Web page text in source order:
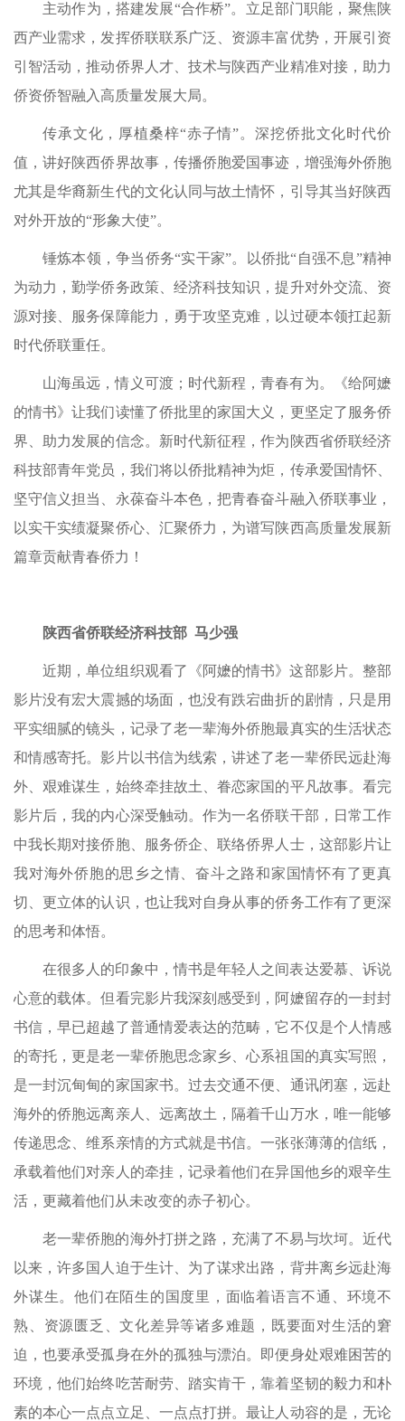
主动作为，搭建发展“合作桥”。立足部门职能，聚焦陕
西产业需求，发挥侨联联系广泛、资源丰富优势，开展引资
引智活动，推动侨界人才、技术与陕西产业精准对接，助力
侨资侨智融入高质量发展大局。
传承文化，厚植桑梓“赤子情”。深挖侨批文化时代价
值，讲好陕西侨界故事，传播侨胞爱国事迹，增强海外侨胞
尤其是华裔新生代的文化认同与故土情怀，引导其当好陕西
对外开放的“形象大使”。
锤炼本领，争当侨务“实干家”。以侨批“自强不息”精神
为动力，勤学侨务政策、经济科技知识，提升对外交流、资
源对接、服务保障能力，勇于攻坚克难，以过硬本领扛起新
时代侨联重任。
山海虽远，情义可渡；时代新程，青春有为。《给阿嬷
的情书》让我们读懂了侨批里的家国大义，更坚定了服务侨
界、助力发展的信念。新时代新征程，作为陕西省侨联经济
科技部青年党员，我们将以侨批精神为炬，传承爱国情怀、
坚守信义担当、永葆奋斗本色，把青春奋斗融入侨联事业，
以实干实绩凝聚侨心、汇聚侨力，为谱写陕西高质量发展新
篇章贡献青春侨力！
陕西省侨联经济科技部 马少强
近期，单位组织观看了《阿嬷的情书》这部影片。整部
影片没有宏大震撼的场面，也没有跌宕曲折的剧情，只是用
平实细腻的镜头，记录了老一辈海外侨胞最真实的生活状态
和情感寄托。影片以书信为线索，讲述了老一辈侨民远赴海
外、艰难谋生，始终牵挂故土、眷恋家国的平凡故事。看完
影片后，我的内心深受触动。作为一名侨联干部，日常工作
中我长期对接侨胞、服务侨企、联络侨界人士，这部影片让
我对海外侨胞的思乡之情、奋斗之路和家国情怀有了更真
切、更立体的认识，也让我对自身从事的侨务工作有了更深
的思考和体悟。
在很多人的印象中，情书是年轻人之间表达爱慕、诉说
心意的载体。但看完影片我深刻感受到，阿嬷留存的一封封
书信，早已超越了普通情爱表达的范畴，它不仅是个人情感
的寄托，更是老一辈侨胞思念家乡、心系祖国的真实写照，
是一封沉甸甸的家国家书。过去交通不便、通讯闭塞，远赴
海外的侨胞远离亲人、远离故土，隔着千山万水，唯一能够
传递思念、维系亲情的方式就是书信。一张张薄薄的信纸，
承载着他们对亲人的牵挂，记录着他们在异国他乡的艰辛生
活，更藏着他们从未改变的赤子初心。
老一辈侨胞的海外打拼之路，充满了不易与坎坷。近代
以来，许多国人迫于生计、为了谋求出路，背井离乡远赴海
外谋生。他们在陌生的国度里，面临着语言不通、环境不
熟、资源匮乏、文化差异等诸多难题，既要面对生活的窘
迫，也要承受孤身在外的孤独与漂泊。即便身处艰难困苦的
环境，他们始终吃苦耐劳、踏实肯干，靠着坚韧的毅力和朴
素的本心一点点立足、一点点打拼。最让人动容的是，无论